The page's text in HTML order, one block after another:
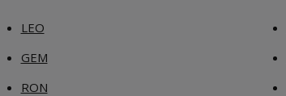
LEO
GEM
RON